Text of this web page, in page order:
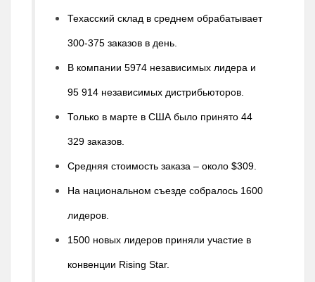
Техасский склад в среднем обрабатывает
300-375 заказов в день.
В компании 5974 независимых лидера и
95 914 независимых дистрибьюторов.
Только в марте в США было принято 44
329 заказов.
Средняя стоимость заказа – около $309.
На национальном съезде собралось 1600
лидеров.
1500 новых лидеров приняли участие в
конвенции Rising Star.